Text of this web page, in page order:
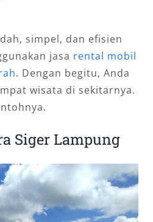
simpel, dan efisien
jasa rental mobil
. Dengan begitu, Anda
wisata di sekitarnya.
Siger Lampung